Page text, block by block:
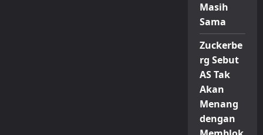
Masih
Sama
Zuckerbe
rg Sebut
AS Tak
Akan
Menang
dengan